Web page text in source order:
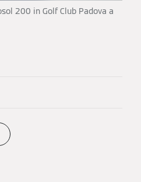
200 in Golf Club Padova a